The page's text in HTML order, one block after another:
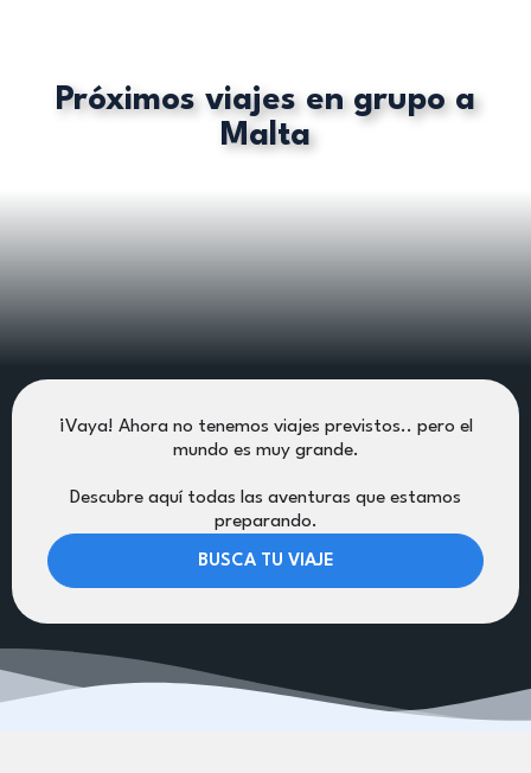
Próximos viajes en grupo a
Malta
¡Vaya! Ahora no tenemos viajes previstos.. pero el
mundo es muy grande.
Descubre aquí todas las aventuras que estamos
preparando.
BUSCA TU VIAJE